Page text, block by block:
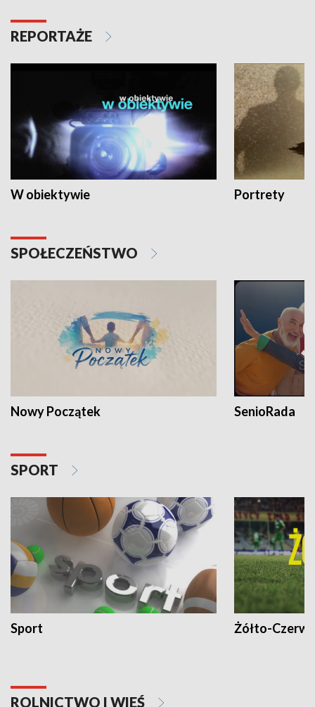
REPORTAŻE
W obiektywie Portrety
SPOŁECZEŃSTWO
Nowy Początek SenioRada
SPORT
Sport Żółto-
ROLNICTWO I WIEŚ